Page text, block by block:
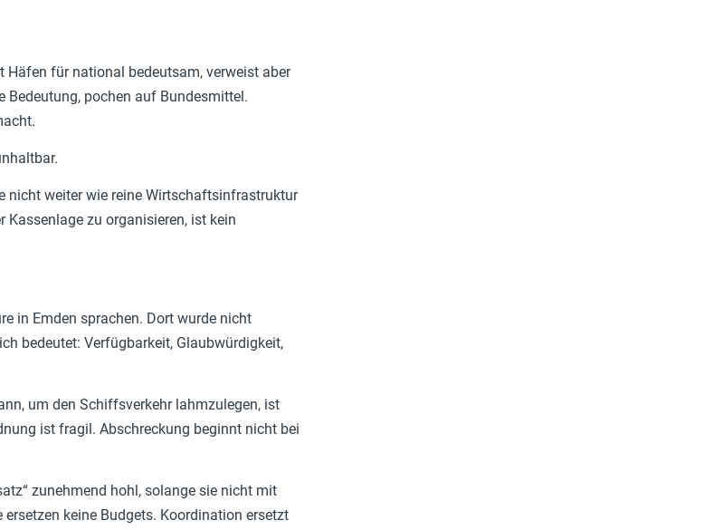
Häfen für national bedeutsam, verweist aber
Bedeutung, pochen auf Bundesmittel.
nicht weiter wie reine Wirtschaftsinfrastruktur
Kassenlage zu organisieren, ist kein
in Emden sprachen. Dort wurde nicht
bedeutet: Verfügbarkeit, Glaubwürdigkeit,
um den Schiffsverkehr lahmzulegen, ist
ist fragil. Abschreckung beginnt nicht bei
zunehmend hohl, solange sie nicht mit
keine Budgets. Koordination ersetzt